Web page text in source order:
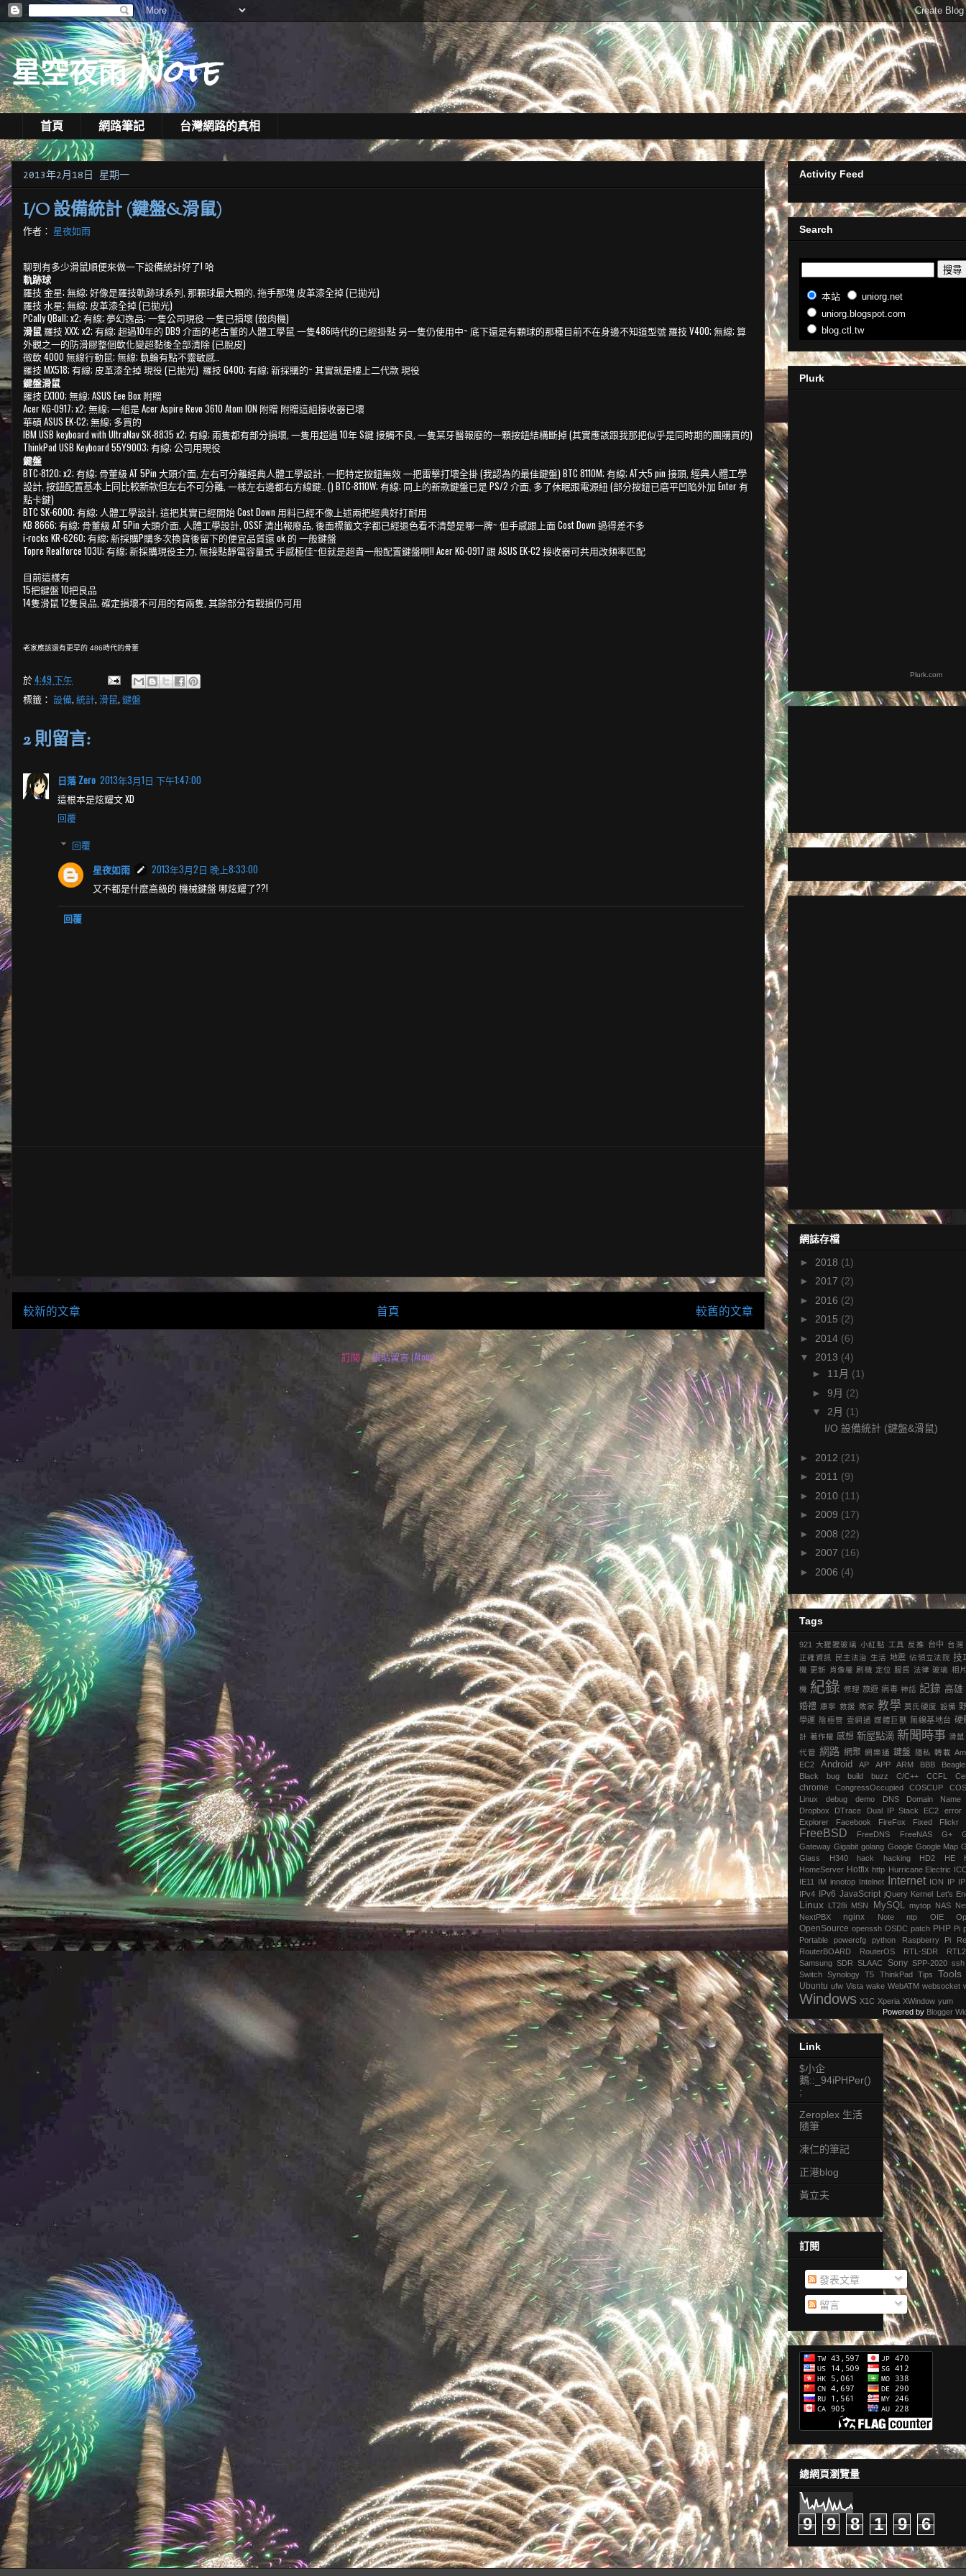
星空夜雨 Note
首頁 網路筆記 台灣網路的真相
2013年2月18日 星期一
I/O 設備統計 (鍵盤&滑鼠)
作者： 星夜如雨
聊到有多少滑鼠順便來做一下設備統計好了! 哈
軌跡球
羅技 金星; 無線; 好像是羅技軌跡球系列, 那顆球最大顆的, 拖手那塊 皮革漆全掉 (已拋光)
羅技 水星; 無線; 皮革漆全掉 (已拋光)
PCally QBall; x2; 有線; 夢幻逸品; 一隻公司現役 一隻已損壞 (殺肉機)
滑鼠 羅技 XXX; x2; 有線; 超過10年的 DB9 介面的老古董的人體工學鼠 一隻486時代的已經掛點 另一隻仍使用中~ 底下還是有顆球的那種目前不在身邊不知道型號 羅技 V400; 無線; 算
外觀之一的防滑膠整個軟化變超黏後全部清除 (已脫皮)
微軟 4000 無線行動鼠; 無線; 軌輪有點不靈敏感..
羅技 MX518; 有線; 皮革漆全掉 現役 (已拋光) 羅技 G400; 有線; 新採購的~ 其實就是樓上二代款 現役
鍵盤滑鼠
羅技 EX100; 無線; ASUS Eee Box 附贈
Acer KG-0917; x2; 無線; 一組是 Acer Aspire Revo 3610 Atom ION 附贈 附贈這組接收器已壞
華碩 ASUS EK-C2; 無線; 多買的
IBM USB keyboard with UltraNav SK-8835 x2; 有線; 兩隻都有部分損壞, 一隻用超過 10年 S鍵 接觸不良, 一隻某牙醫報廢的一顆按鈕結構斷掉 (其實應該跟我那把似乎是同時期的團購買的)
ThinkPad USB Keyboard 55Y9003; 有線; 公司用現役
鍵盤
BTC-8120; x2; 有線; 骨董級 AT 5Pin 大頭介面, 左右可分離經典人體工學設計, 一把特定按鈕無效 一把雷擊打壞全掛 (我認為的最佳鍵盤) BTC 8110M; 有線; AT大5 pin 接頭,經典人體工學
設計, 按鈕配置基本上同比較新款但左右不可分離, 一樣左右邊都右方線鍵.. () BTC-8110W; 有線; 同上的新款鍵盤已是 PS/2 介面, 多了休眠跟電源紐 (部分按鈕已磨平凹陷外加 Enter 有
點卡鍵)
BTC SK-6000; 有線; 人體工學設計, 這把其實已經開始 Cost Down 用料已經不像上述兩把經典好打耐用
KB 8666; 有線; 骨董級 AT 5Pin 大頭介面, 人體工學設計, OSSF 清出報廢品, 後面標籤文字都已經退色看不清楚是哪一牌~ 但手感跟上面 Cost Down 過得差不多
i-rocks KR-6260; 有線; 新採購P購多次換貨後留下的便宜品質還 ok 的 一般鍵盤
Topre Realforce 103U; 有線; 新採購現役主力, 無接點靜電容量式 手感極佳~但就是超貴一般配置鍵盤啊!! Acer KG-0917 跟 ASUS EK-C2 接收器可共用改頻率匹配
目前這樣有
15把鍵盤 10把良品
14隻滑鼠 12隻 良品, 確定損壞不可用的有兩隻, 其餘部分有戰損仍可用
老家應該還有更早的 486時代的骨董
於4:49 下午
標籤： 設備,統計,滑鼠,鍵盤
2 則留言:
日落 Zero 2013年3月1日 下午1:47:00
這根本是炫耀文 XD
回覆
回覆
星夜如雨
2013年3月2日 晚上8:33:00
又不都是什麼高級的 機械鍵盤 哪炫耀了??!
回覆
較新的文章 較舊的文章
首頁
訂閱：張貼留言 (Atom)
Activity Feed
Search
本站
uniorg.net
uniorg.blogspot.com
blog.ctl.tw
Plurk
Plurk.com
網誌存檔
► 2018 (1)
► 2017 (2)
► 2016 (2)
► 2015 (2)
► 2014 (6)
▼ 2013 (4)
► 11月 (1)
► 9月 (2)
▼ 2月 (1)
I/O 設備統計 (鍵盤&滑鼠)
► 2012 (21)
► 2011 (9)
► 2010 (11)
► 2009 (17)
► 2008 (22)
► 2007 (16)
► 2006 (4)
Tags
921 大猩猩玻璃 小紅點 工具 反推 台中 台灣
正確資訊
民主法治 生活 地震 ‎佔領立法院‬ 技
機 更新 肖像權 刷機 定位 服貿 法律 玻璃 相
機 紀錄 修理 旅遊 病毒 神話 記錄 高雄
婚禮 康寧 救援 敗家 教學 莫氏硬度 設備
學運 陰極管 壹網通 媒體巨獸 無線基地台 硬
計 著作權 感想 新屋點滴 新聞時事 滑鼠
代管 網路 網聚 網樂通 鍵盤 隱私 轉載
EC2
Android AP APP ARM BBB
Black
bug build buzz C/C++ CCFL
chrome ‎CongressOccupied COSCUP
Linux
debug demo DNS
Domain Name
Dropbox
DTrace Dual IP Stack EC2
error
Explorer
Facebook FireFox Fixed Flickr
FreeBSD FreeDNS FreeNAS G+
Gateway Gigabit golang Google Google Map
Glass
H340 hack hacking HD2 HE
HomeServer Hotfix http Hurricane Electric
IE11
IM innotop Intelnet Internet ION IP
IPv4
IPv6 JavaScript jQuery Kernel Let’s
Linux LT28i MSN MySQL mytop NAS
NextPBX
nginx Note ntp OIE
OpenSource openssh OSDC patch PHP Pi
Portable
powercfg python Raspberry Pi
RouterBOARD
RouterOS RTL-SDR
Samsung SDR SLAAC Sony SPP-2020 ssh
Switch Synology T5 ThinkPad Tips Tools
Ubuntu ufw Vista wake WebATM websocket
Windows X1C Xperia XWindow yum
Powered by Blogger
Link
$小企
鵝::_94iPHPer()
;
Zeroplex 生活
隨筆
凍仁的筆記
正港blog
黃立夫
訂閱
發表文章
留言
總網頁瀏覽量
9 9 8 1 9 6